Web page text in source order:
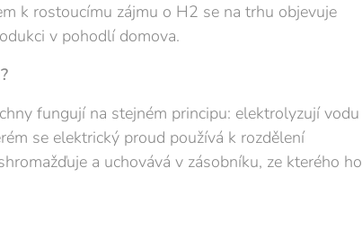
k rostoucímu zájmu o H2 se na trhu objevuje
v pohodlí domova.
fungují na stejném principu: elektrolyzují vodu
se elektrický proud používá k rozdělení
a uchovává v zásobníku, ze kterého ho